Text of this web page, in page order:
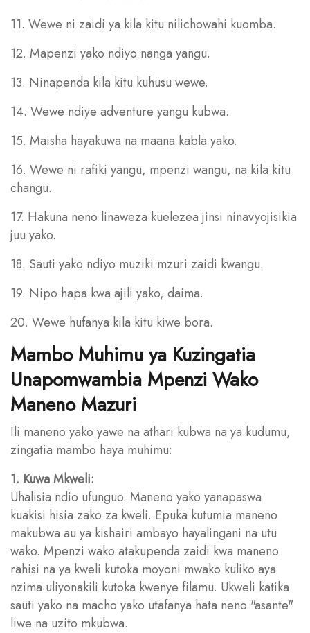
11. Wewe ni zaidi ya kila kitu nilichowahi kuomba.
12. Mapenzi yako ndiyo nanga yangu.
13. Ninapenda kila kitu kuhusu wewe.
14. Wewe ndiye adventure yangu kubwa.
15. Maisha hayakuwa na maana kabla yako.
16. Wewe ni rafiki yangu, mpenzi wangu, na kila kitu
changu.
17. Hakuna neno linaweza kuelezea jinsi ninavyojisikia
juu yako.
18. Sauti yako ndiyo muziki mzuri zaidi kwangu.
19. Nipo hapa kwa ajili yako, daima.
20. Wewe hufanya kila kitu kiwe bora.
Mambo Muhimu ya Kuzingatia
Unapomwambia Mpenzi Wako
Maneno Mazuri
Ili maneno yako yawe na athari kubwa na ya kudumu,
zingatia mambo haya muhimu:
1. Kuwa Mkweli:
Uhalisia ndio ufunguo. Maneno yako yanapaswa
kuakisi hisia zako za kweli. Epuka kutumia maneno
makubwa au ya kishairi ambayo hayalingani na utu
wako. Mpenzi wako atakupenda zaidi kwa maneno
rahisi na ya kweli kutoka moyoni mwako kuliko aya
nzima uliyonakili kutoka kwenye filamu. Ukweli katika
sauti yako na macho yako utafanya hata neno "asante"
liwe na uzito mkubwa.